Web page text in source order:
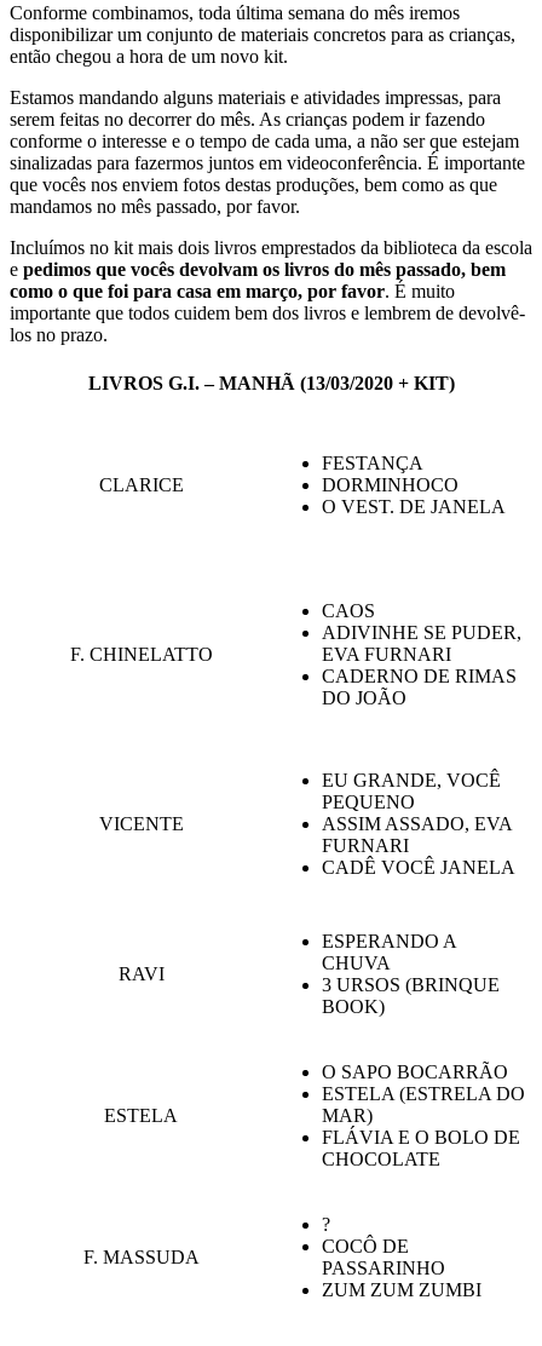
Conforme combinamos, toda última semana do mês iremos
disponibilizar um conjunto de materiais concretos para as crianças,
então chegou a hora de um novo kit.
Estamos mandando alguns materiais e atividades impressas, para
serem feitas no decorrer do mês. As crianças podem ir fazendo
conforme o interesse e o tempo de cada uma, a não ser que estejam
sinalizadas para fazermos juntos em videoconferência. É importante
que vocês nos enviem fotos destas produções, bem como as que
mandamos no mês passado, por favor.
Incluímos no kit mais dois livros emprestados da biblioteca da escola
e pedimos que vocês devolvam os livros do mês passado, bem
como o que foi para casa em março, por favor. É muito
importante que todos cuidem bem dos livros e lembrem de devolvê-
los no prazo.
LIVROS G.I. – MANHÃ (13/03/2020 + KIT)
CLARICE
FESTANÇA
DORMINHOCO
O VEST. DE JANELA
F. CHINELATTO
CAOS
ADIVINHE SE PUDER,
EVA FURNARI
CADERNO DE RIMAS
DO JOÃO
VICENTE
EU GRANDE, VOCÊ
PEQUENO
ASSIM ASSADO, EVA
FURNARI
CADÊ VOCÊ JANELA
RAVI
ESPERANDO A
CHUVA
3 URSOS (BRINQUE
BOOK)
ESTELA
O SAPO BOCARRÃO
ESTELA (ESTRELA DO
MAR)
FLÁVIA E O BOLO DE
CHOCOLATE
F. MASSUDA
?
COCÔ DE
PASSARINHO
ZUM ZUM ZUMBI